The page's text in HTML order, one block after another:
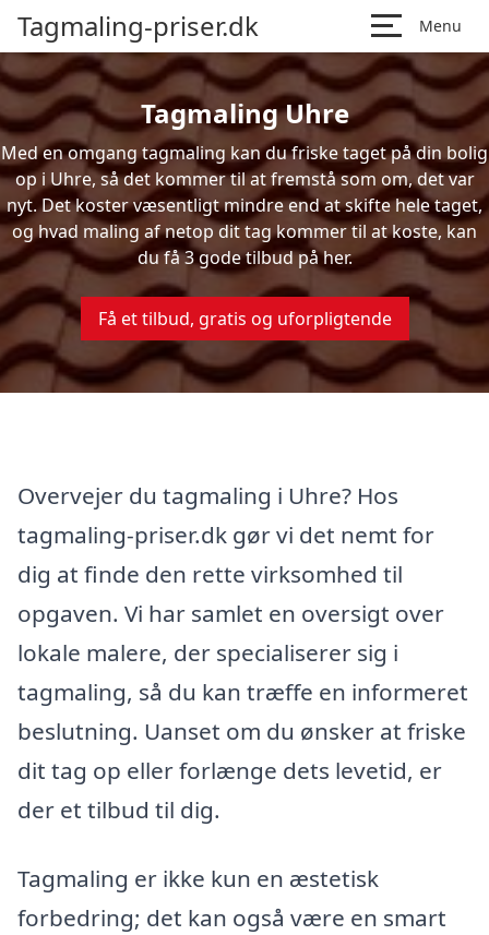
Tagmaling-priser.dk Menu
Tagmaling Uhre
Med en omgang tagmaling kan du friske taget på din bolig
op i Uhre, så det kommer til at fremstå som om, det var
nyt. Det koster væsentligt mindre end at skifte hele taget,
og hvad maling af netop dit tag kommer til at koste, kan
du få 3 gode tilbud på her.
Få et tilbud, gratis og uforpligtende
Overvejer du tagmaling i Uhre? Hos
tagmaling-priser.dk gør vi det nemt for
dig at finde den rette virksomhed til
opgaven. Vi har samlet en oversigt over
lokale malere, der specialiserer sig i
tagmaling, så du kan træffe en informeret
beslutning. Uanset om du ønsker at friske
dit tag op eller forlænge dets levetid, er
der et tilbud til dig.
Tagmaling er ikke kun en æstetisk
forbedring; det kan også være en smart